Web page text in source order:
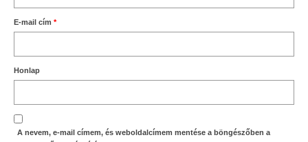
E-mail cím *
Honlap
A nevem, e-mail címem, és weboldalcímem mentése a böngészőben a